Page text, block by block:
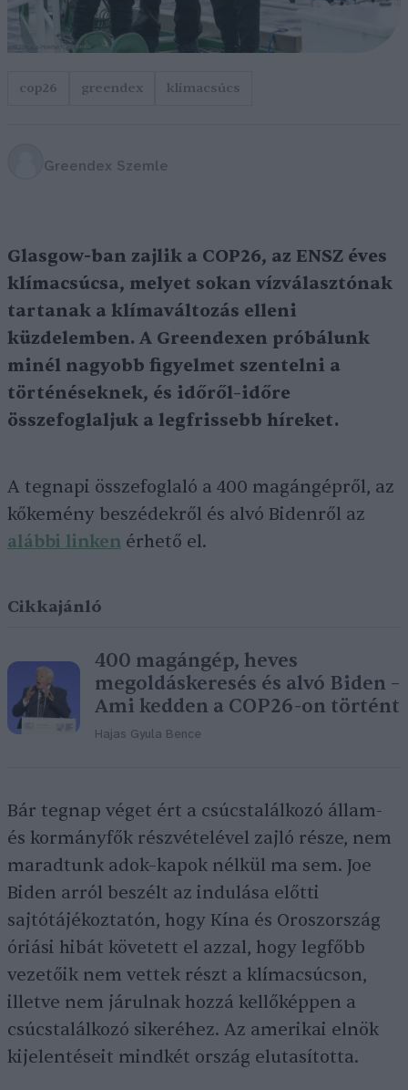
cop26 greendex klímacsúcs
Greendex Szemle
Glasgow-ban zajlik a COP26, az ENSZ éves
klímacsúcsa, melyet sokan vízválasztónak
tartanak a klímaváltozás elleni
küzdelemben. A Greendexen próbálunk
minél nagyobb figyelmet szentelni a
történéseknek, és időről–időre
összefoglaljuk a legfrissebb híreket.
A tegnapi összefoglaló a 400 magángépről, az
kőkemény beszédekről és alvó Bidenről az
alábbi linken érhető el.
Cikkajánló
400 magángép, heves
megoldáskeresés és alvó Biden –
Ami kedden a COP26-on történt
Hajas Gyula Bence
Bár tegnap véget ért a csúcstalálkozó állam-
és kormányfők részvételével zajló része, nem
maradtunk adok–kapok nélkül ma sem. Joe
Biden arról beszélt az indulása előtti
sajtótájékoztatón, hogy Kína és Oroszország
óriási hibát követett el azzal, hogy legfőbb
vezetőik nem vettek részt a klímacsúcson,
illetve nem járulnak hozzá kellőképpen a
csúcstalálkozó sikeréhez. Az amerikai elnök
kijelentéseit mindkét ország elutasította.